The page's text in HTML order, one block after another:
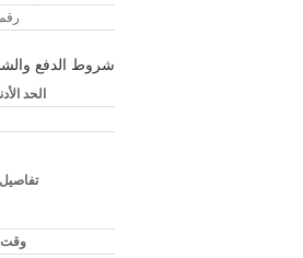
شروط الدفع
الحد
وقت